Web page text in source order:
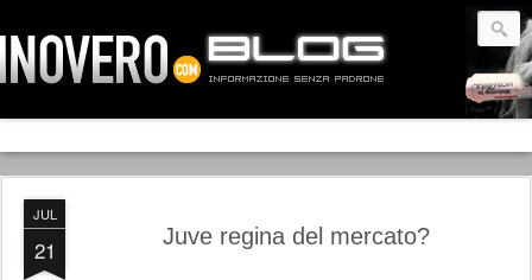
JUL
21 Juve regina del mercato?